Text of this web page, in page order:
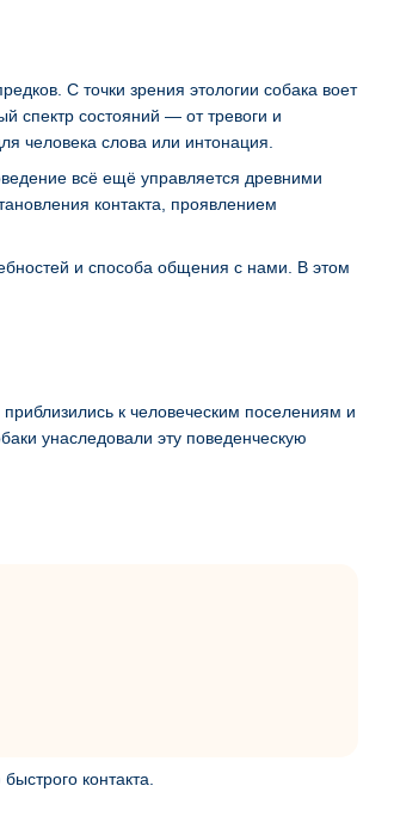
С точки зрения этологии собака воет
спектр состояний — от тревоги и
человека слова или интонация.
всё ещё управляется древними
контакта, проявлением
и способа общения с нами. В этом
к человеческим поселениям и
унаследовали эту поведенческую
контакта.